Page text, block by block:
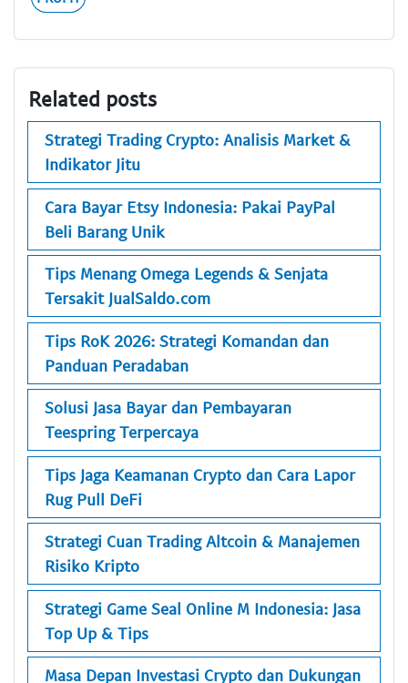
Related posts
Strategi Trading Crypto: Analisis Market &
Indikator Jitu
Cara Bayar Etsy Indonesia: Pakai PayPal
Beli Barang Unik
Tips Menang Omega Legends & Senjata
Tersakit JualSaldo.com
Tips RoK 2026: Strategi Komandan dan
Panduan Peradaban
Solusi Jasa Bayar dan Pembayaran
Teespring Terpercaya
Tips Jaga Keamanan Crypto dan Cara Lapor
Rug Pull DeFi
Strategi Cuan Trading Altcoin & Manajemen
Risiko Kripto
Strategi Game Seal Online M Indonesia: Jasa
Top Up & Tips
Masa Depan Investasi Crypto dan Dukungan